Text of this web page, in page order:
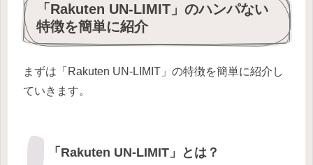
「Rakuten UN-LIMIT」のハンパない
特徴を簡単に紹介
まずは「Rakuten UN-LIMIT」の特徴を簡単に紹介し
ていきます。
「Rakuten UN-LIMIT」とは？